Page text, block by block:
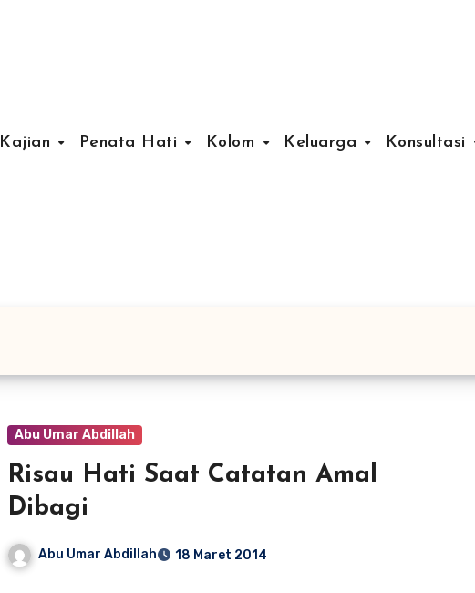
Kajian Penata Hati Kolom Keluarga Konsultasi
Abu Umar Abdillah
Risau Hati Saat Catatan Amal
Dibagi
Abu Umar Abdillah 18 Maret 2014